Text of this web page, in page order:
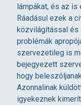
Y
N
Ö
K
lámpákat, és az is
Ráadásul ezek a
közvilágítással és
problémák
szervezetileg is
bejegyezett
hogy
Azonnalinak
igyekeznek